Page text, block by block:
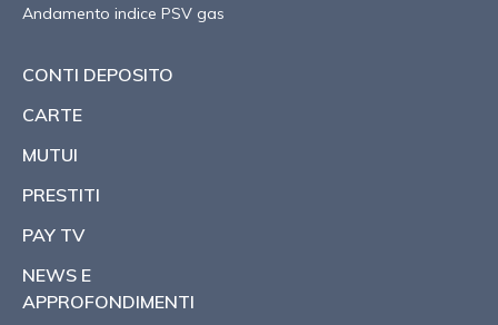
Andamento indice PSV gas
CONTI DEPOSITO
CARTE
MUTUI
PRESTITI
PAY TV
NEWS E
APPROFONDIMENTI